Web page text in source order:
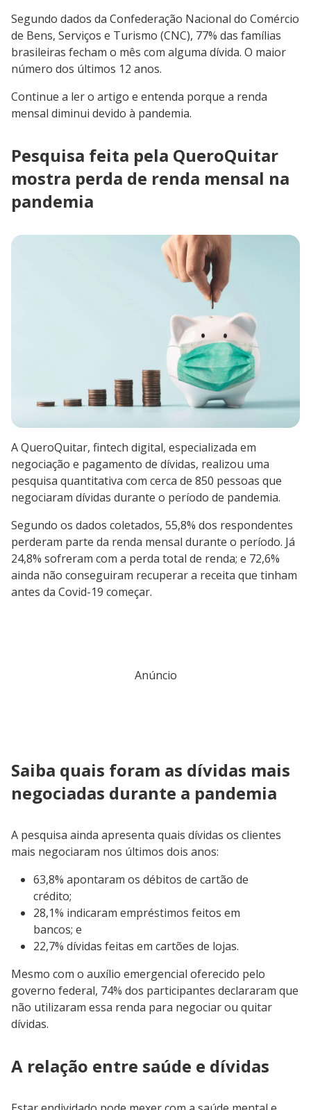
Segundo dados da Confederação Nacional do Comércio
de Bens, Serviços e Turismo (CNC), 77% das famílias
brasileiras fecham o mês com alguma dívida. O maior
número dos últimos 12 anos.
Continue a ler o artigo e entenda porque a renda
mensal diminui devido à pandemia.
Pesquisa feita pela QueroQuitar
mostra perda de renda mensal na
pandemia
A QueroQuitar, fintech digital, especializada em
negociação e pagamento de dívidas, realizou uma
pesquisa quantitativa com cerca de 850 pessoas que
negociaram dívidas durante o período de pandemia.
Segundo os dados coletados, 55,8% dos respondentes
perderam parte da renda mensal durante o período. Já
24,8% sofreram com a perda total de renda; e 72,6%
ainda não conseguiram recuperar a receita que tinham
antes da Covid-19 começar.
Anúncio
Saiba quais foram as dívidas mais
negociadas durante a pandemia
A pesquisa ainda apresenta quais dívidas os clientes
mais negociaram nos últimos dois anos:
63,8% apontaram os débitos de cartão de
crédito;
28,1% indicaram empréstimos feitos em
bancos; e
22,7% dívidas feitas em cartões de lojas.
Mesmo com o auxílio emergencial oferecido pelo
governo federal, 74% dos participantes declararam que
não utilizaram essa renda para negociar ou quitar
dívidas.
A relação entre saúde e dívidas